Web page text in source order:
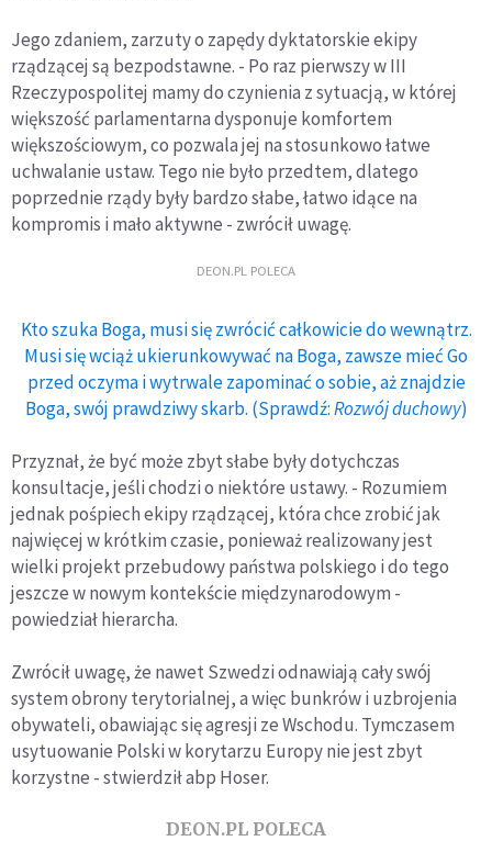
Jego zdaniem, zarzuty o zapędy dyktatorskie ekipy
rządzącej są bezpodstawne. - Po raz pierwszy w III
Rzeczypospolitej mamy do czynienia z sytuacją, w której
większość parlamentarna dysponuje komfortem
większościowym, co pozwala jej na stosunkowo łatwe
uchwalanie ustaw. Tego nie było przedtem, dlatego
poprzednie rządy były bardzo słabe, łatwo idące na
kompromis i mało aktywne - zwrócił uwagę.
DEON.PL POLECA
Kto szuka Boga, musi się zwrócić całkowicie do wewnątrz.
Musi się wciąż ukierunkowywać na Boga, zawsze mieć Go
przed oczyma i wytrwale zapominać o sobie, aż znajdzie
Boga, swój prawdziwy skarb. (Sprawdź:Rozwój duchowy)
Przyznał, że być może zbyt słabe były dotychczas
konsultacje, jeśli chodzi o niektóre ustawy. - Rozumiem
jednak pośpiech ekipy rządzącej, która chce zrobić jak
najwięcej w krótkim czasie, ponieważ realizowany jest
wielki projekt przebudowy państwa polskiego i do tego
jeszcze w nowym kontekście międzynarodowym -
powiedział hierarcha.
Zwrócił uwagę, że nawet Szwedzi odnawiają cały swój
system obrony terytorialnej, a więc bunkrów i uzbrojenia
obywateli, obawiając się agresji ze Wschodu. Tymczasem
usytuowanie Polski w korytarzu Europy nie jest zbyt
korzystne - stwierdził abp Hoser.
DEON.PL POLECA